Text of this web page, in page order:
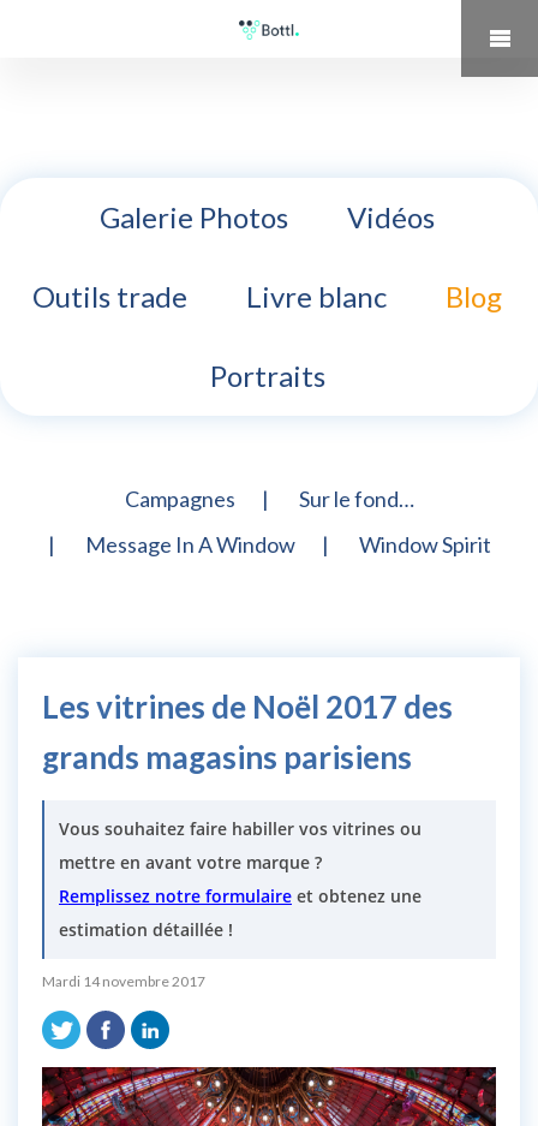
Galerie Photos Vidéos
Outils trade Livre blanc Blog
Portraits
Campagnes
Sur le fond…
Message In A Window
Window Spirit
Les vitrines de Noël 2017 des
grands magasins parisiens
Vous souhaitez faire habiller vos vitrines ou
mettre en avant votre marque ?
Remplissez notre formulaire et obtenez une
estimation détaillée !
Mardi 14 novembre 2017